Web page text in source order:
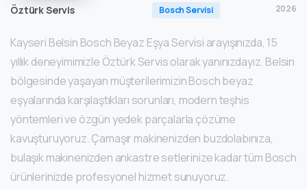
Öztürk Servis
Bosch Servisi
2026
Kayseri Belsin Bosch Beyaz Eşya Servisi arayışınızda, 15
yıllık deneyimimizle Öztürk Servis olarak yanınızdayız. Belsin
bölgesinde yaşayan müşterilerimizin Bosch beyaz
eşyalarında karşılaştıkları sorunları, modern teşhis
yöntemleri ve özgün yedek parçalarla çözüme
kavuşturuyoruz. Çamaşır makinenizden buzdolabınıza,
bulaşık makinenizden ankastre setlerinize kadar tüm Bosch
ürünlerinizde profesyonel hizmet sunuyoruz.